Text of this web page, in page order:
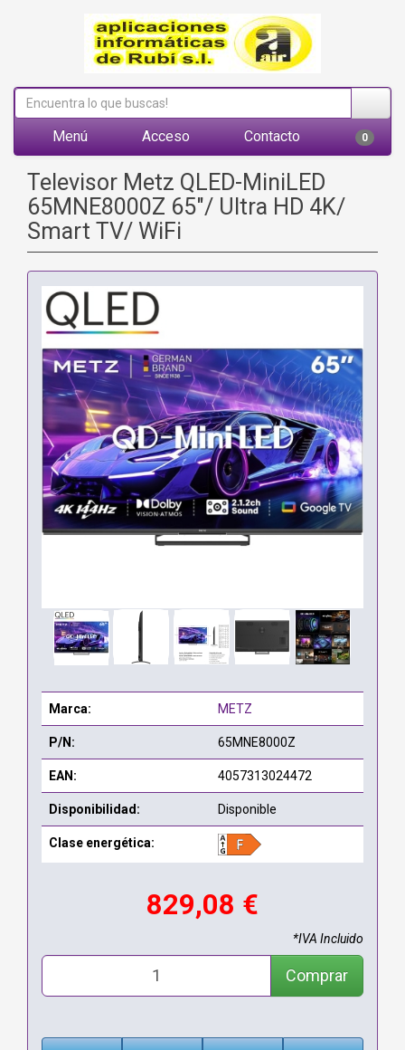
Menú Acceso Contacto 0
Televisor Metz QLED-MiniLED
65MNE8000Z 65"/ Ultra HD 4K/
Smart TV/ WiFi
Marca: METZ
P/N: 65MNE8000Z
EAN: 4057313024472
Disponibilidad: Disponible
Clase energética:
829,08 €
*IVA Incluido
Comprar